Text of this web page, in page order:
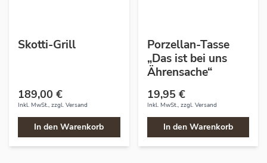
Skotti-Grill
189,00 €
Inkl. MwSt., zzgl. Versand
In den Warenkorb
Porzellan-Tasse
„Das ist bei uns
Ährensache“
19,95 €
Inkl. MwSt., zzgl. Versand
In den Warenkorb